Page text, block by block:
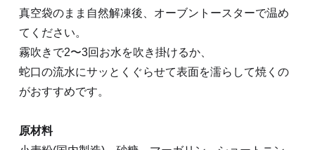
真空袋のまま自然解凍後、オーブントースターで温め
てください。
霧吹きで2〜3回お水を吹き掛けるか、
蛇口の流水にサッとくぐらせて表面を濡らして焼くの
がおすすめです。
原材料